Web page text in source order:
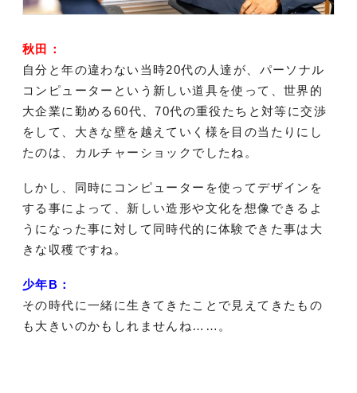
秋田：
自分と年の違わない当時20代の人達が、パーソナル
コンピューターという新しい道具を使って、世界的
大企業に勤める60代、70代の重役たちと対等に交渉
をして、大きな壁を越えていく様を目の当たりにし
たのは、カルチャーショックでしたね。
しかし、同時にコンピューターを使ってデザインを
する事によって、新しい造形や文化を想像できるよ
うになった事に対して同時代的に体験できた事は大
きな収穫ですね。
少年B：
その時代に一緒に生きてきたことで見えてきたもの
も大きいのかもしれませんね……。